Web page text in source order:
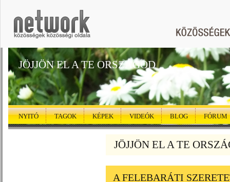
JÖJJÖN EL A TE ORSZÁGOD
NYITÓ TAGOK KÉPEK VIDEÓK BLOG FÓRUM
JÖJJÖN EL A TE
A FELEBARÁTI